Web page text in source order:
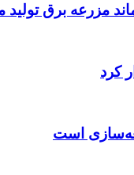
مزرعه‌ برق تولید
کرد
است